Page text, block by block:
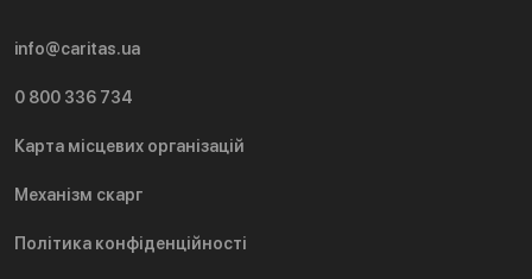
info@caritas.ua
0 800 336 734
Карта місцевих організацій
Механізм скарг
Політика конфіденційності